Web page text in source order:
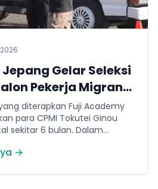
Gelar Seleksi
Pekerja Migran
diterapkan Fuji Academy
para CPMI Tokutei Ginou
sekitar 6 bulan. Dalam
Seperti
Sertifikasi resmi bahasa
→